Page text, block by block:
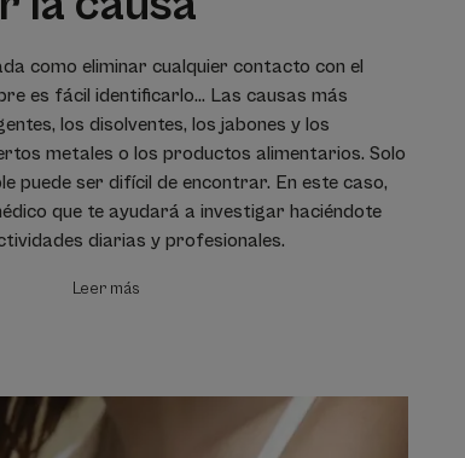
como eliminar cualquier contacto con el
es fácil identificarlo... Las causas más
los disolventes, los jabones y los
metales o los productos alimentarios. Solo
puede ser difícil de encontrar. En este caso,
que te ayudará a investigar haciéndote
diarias y profesionales.
Leer más